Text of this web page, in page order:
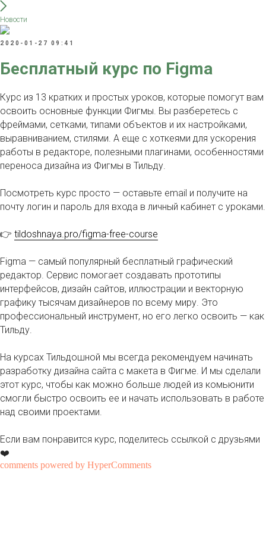
Новости
2020-01-27 09:41
Бесплатный курс по Figma
Курс из 13 кратких и простых уроков, которые помогут вам
освоить основные функции Фигмы. Вы разберетесь с
фреймами, сетками, типами объектов и их настройками,
выравниванием, стилями. А еще с хоткеями для ускорения
работы в редакторе, полезными плагинами, особенностями
переноса дизайна из Фигмы в Тильду.
Посмотреть курс просто — оставьте email и получите на
почту логин и пароль для входа в личный кабинет с уроками.
👉 tildoshnaya.pro/figma-free-course
Figma — самый популярный бесплатный графический
редактор. Сервис помогает создавать прототипы
интерфейсов, дизайн сайтов, иллюстрации и векторную
графику тысячам дизайнеров по всему миру. Это
профессиональный инструмент, но его легко освоить — как
Тильду.
На курсах Тильдошной мы всегда рекомендуем начинать
разработку дизайна сайта с макета в Фигме. И мы сделали
этот курс, чтобы как можно больше людей из комьюнити
смогли быстро освоить ее и начать использовать в работе
над своими проектами.
Если вам понравится курс, поделитесь ссылкой с друзьями
❤️
comments powered by HyperComments